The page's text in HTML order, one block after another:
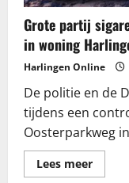
Grote partij
in woning
Harlingen Online
De politie en de
tijdens een
Oosterparkweg
Lees meerLees
meer